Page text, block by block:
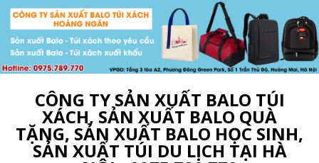
CÔNG TY SẢN XUẤT BALO TÚI
XÁCH, SẢN XUẤT BALO QUÀ
TẶNG, SẢN XUẤT BALO HỌC SINH,
SẢN XUẤT TÚI DU LỊCH TẠI HÀ